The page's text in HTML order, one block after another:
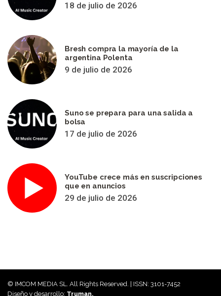
18 de julio de 2026
Bresh compra la mayoría de la
argentina Polenta
9 de julio de 2026
Suno se prepara para una salida a
bolsa
17 de julio de 2026
YouTube crece más en suscripciones
que en anuncios
29 de julio de 2026
© IMCOM MEDIA SL. All Rights Reserved. | ISSN: 3101-7452
Diseño y desarrollo: Truman.